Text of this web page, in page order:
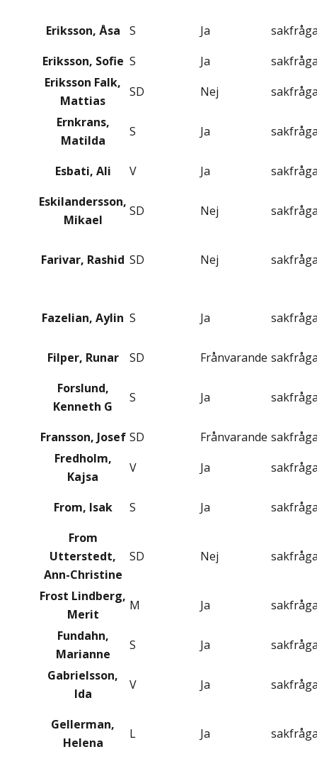
Eriksson, Åsa S Ja
Eriksson, Sofie S Ja
Eriksson Falk,
Mattias
SD Nej
Ernkrans,
Matilda
S Ja
Esbati, Ali V Ja
Eskilandersson,
Mikael
SD Nej
Farivar, Rashid SD Nej
Fazelian, Aylin S Ja
Filper, Runar SD Frånvarande
Forslund,
Kenneth G
S Ja
Fransson, Josef SD Frånvarande
Fredholm,
Kajsa
V Ja
From, Isak S Ja
From
Utterstedt,
Ann-Christine
SD Nej
Frost Lindberg,
Merit
M Ja
Fundahn,
Marianne
S Ja
Gabrielsson,
Ida
V Ja
Gellerman,
Helena
L Ja